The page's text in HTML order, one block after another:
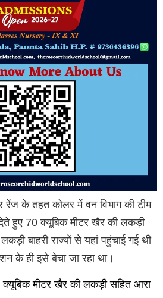
रेंज के तहत कोलर में वन विभाग की टीम
देते हुए 70 क्यूबिक मीटर खैर की लकड़ी
बाहरी राज्यों से यहां पहुंचाई गई थी
के ही इसे बेचा जा रहा था।
मीटर खैर की लकड़ी सहित आरा